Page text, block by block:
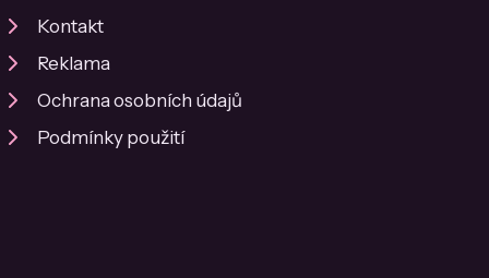
Kontakt
Reklama
Ochrana osobních údajů
Podmínky použití